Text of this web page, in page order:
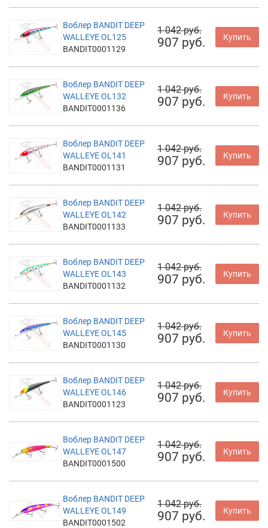
Воблер BANDIT DEEP
WALLEYE OL125
BANDIT0001129
1 042 руб.
907 руб. Купить
Воблер BANDIT DEEP
WALLEYE OL132
BANDIT0001136
1 042 руб.
907 руб. Купить
Воблер BANDIT DEEP
WALLEYE OL141
BANDIT0001131
1 042 руб.
907 руб. Купить
Воблер BANDIT DEEP
WALLEYE OL142
BANDIT0001133
1 042 руб.
907 руб. Купить
Воблер BANDIT DEEP
WALLEYE OL143
BANDIT0001132
1 042 руб.
907 руб. Купить
Воблер BANDIT DEEP
WALLEYE OL145
BANDIT0001130
1 042 руб.
907 руб. Купить
Воблер BANDIT DEEP
WALLEYE OL146
BANDIT0001123
1 042 руб.
907 руб. Купить
Воблер BANDIT DEEP
WALLEYE OL147
BANDIT0001500
1 042 руб.
907 руб. Купить
Воблер BANDIT DEEP
WALLEYE OL149
BANDIT0001502
1 042 руб.
907 руб. Купить